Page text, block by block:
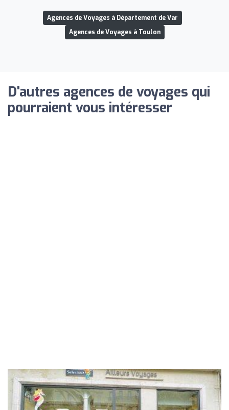
Agences de Voyages à Département de Var
Agences de Voyages à Toulon
D'autres agences de voyages qui
pourraient vous intéresser